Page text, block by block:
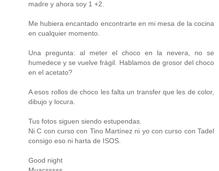
madre y ahora soy 1 +2.
Me hubiera encantado encontrarte en mi mesa de la cocina
en cualquier momento.
Una pregunta: al meter el choco en la nevera, no se
humedece y se vuelve frágil. Hablamos de grosor del choco
en el acetato?
A esos rollos de choco les falta un transfer que les de color,
dibujo y locura.
Tus fotos siguen siendo estupendas.
Ni C con curso con Tino Martínez ni yo con curso con Tadel
consigo eso ni harta de ISOS.
Good night